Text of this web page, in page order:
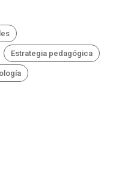
Estrategia pedagógica